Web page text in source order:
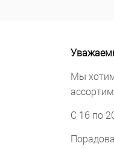
Мы
С 16 по